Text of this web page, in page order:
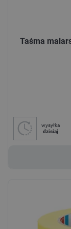
Taśma
wysyłka
dzisiaj